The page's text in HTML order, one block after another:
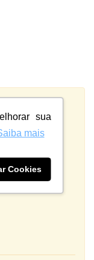
sua
mais
Cookies